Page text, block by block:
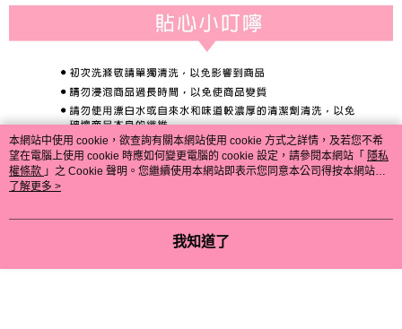
本網站中使用 cookie，欲查詢有關本網站使用 cookie 方式之詳情，及若您不希
望在電腦上使用 cookie 時應如何變更電腦的 cookie 設定，請參閱本網站「 隱私
權條款 」之 Cookie 聲明。您繼續使用本網站即表示您同意本公司得按本網站使
用條款之 Cookie 聲明使用 cookie。
了解更多 >
我知道了